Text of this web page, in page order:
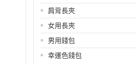
肩背長夾
女用長夾
男用錢包
幸運色錢包